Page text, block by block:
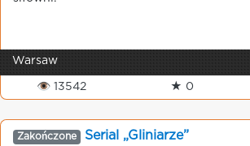
Warsaw
👁 13542 ★ 0
Zakończone Serial „Gliniarze”